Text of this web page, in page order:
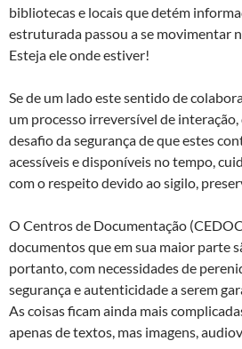
bibliotecas e locais que detém
estruturada passou a se movimentar
Esteja ele onde estiver!
Se de um lado este sentido de
um processo irreversível de
desafio da segurança de que estes
acessíveis e disponíveis no tempo,
com o respeito devido ao sigilo,
O Centros de Documentação
documentos que em sua maior parte
portanto, com necessidades de
segurança e autenticidade a serem
As coisas ficam ainda mais
apenas de textos, mas imagens,